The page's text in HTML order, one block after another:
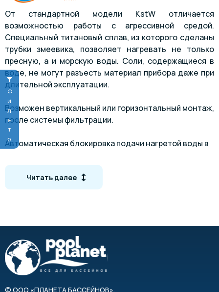
Фильтр
От стандартной модели KstW отличается
возможностью работы с агрессивной средой.
Специальный титановый сплав, из которого сделаны
трубки змеевика, позволяет нагревать не только
пресную, а и морскую воды. Соли, содержащиеся в
воде, не могут разъесть материал прибора даже при
длительной эксплуатации.
Возможен вертикальный или горизонтальный монтаж,
после системы фильтрации.
Автоматическая блокировка подачи нагретой воды в
температурного «потолка», установленного
регулятором и помогает избежать перегрева
жидкости в бассейне.
Читать далее
© ООО «ПЛАНЕТА БАССЕЙНОВ»,